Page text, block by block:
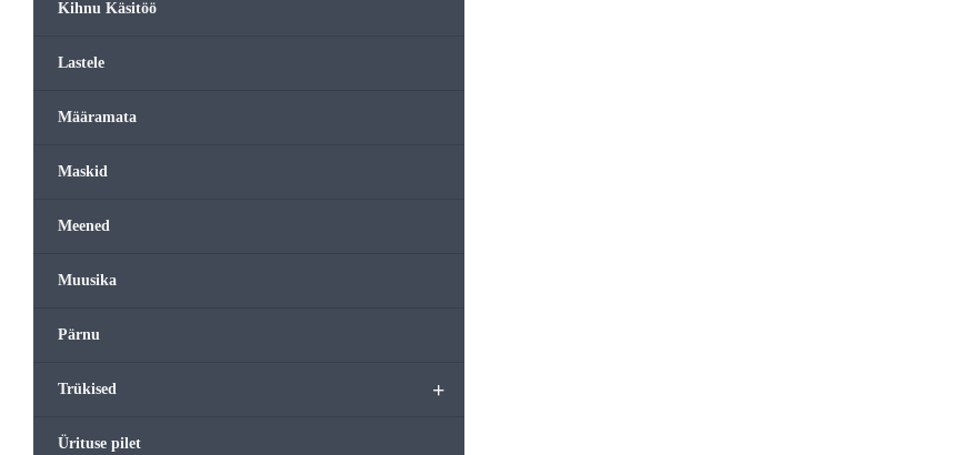
Kihnu Käsitöö
Lastele
Määramata
Maskid
Meened
Muusika
Pärnu
+
Trükised
Ürituse pilet